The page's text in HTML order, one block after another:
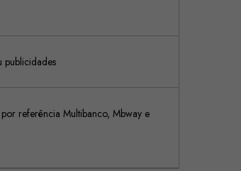
publicidades
referência Multibanco, Mbway e